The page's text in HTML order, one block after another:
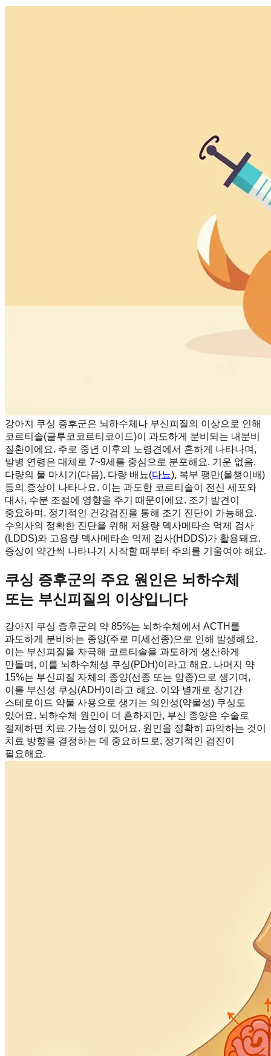
강아지 쿠싱 증후군은 뇌하수체나 부신피질의 이상으로 인해
코르티솔(글루코코르티코이드)이 과도하게 분비되는 내분비
질환이에요. 주로 중년 이후의 노령견에서 흔하게 나타나며,
발병 연령은 대체로 7~9세를 중심으로 분포해요. 기운 없음,
다량의 물 마시기(다음), 다량 배뇨(다뇨), 복부 팽만(올챙이배)
등의 증상이 나타나요. 이는 과도한 코르티솔이 전신 세포와
대사, 수분 조절에 영향을 주기 때문이에요. 조기 발견이
중요하며, 정기적인 건강검진을 통해 조기 진단이 가능해요.
수의사의 정확한 진단을 위해 저용량 덱사메타손 억제 검사
(LDDS)와 고용량 덱사메타손 억제 검사(HDDS)가 활용돼요.
증상이 약간씩 나타나기 시작할 때부터 주의를 기울여야 해요.
쿠싱 증후군의 주요 원인은 뇌하수체
또는 부신피질의 이상입니다
강아지 쿠싱 증후군의 약 85%는 뇌하수체에서 ACTH를
과도하게 분비하는 종양(주로 미세선종)으로 인해 발생해요.
이는 부신피질을 자극해 코르티솔을 과도하게 생산하게
만들며, 이를 뇌하수체성 쿠싱(PDH)이라고 해요. 나머지 약
15%는 부신피질 자체의 종양(선종 또는 암종)으로 생기며,
이를 부신성 쿠싱(ADH)이라고 해요. 이와 별개로 장기간
스테로이드 약물 사용으로 생기는 의인성(약물성) 쿠싱도
있어요. 뇌하수체 원인이 더 흔하지만, 부신 종양은 수술로
절제하면 치료 가능성이 있어요. 원인을 정확히 파악하는 것이
치료 방향을 결정하는 데 중요하므로, 정기적인 검진이
필요해요.